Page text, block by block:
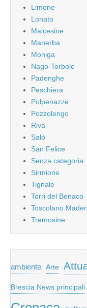
Limone
Lonato
Malcesine
Manerba
Moniga
Nago-Torbole
Padenghe
Peschiera
Polpenazze
Pozzolengo
Riva
Salò
San Felice
Senza categoria
Sirmione
Tignale
Torri del Benaco
Toscolano
Tremosine
ambiente Arte
Brescia News principali